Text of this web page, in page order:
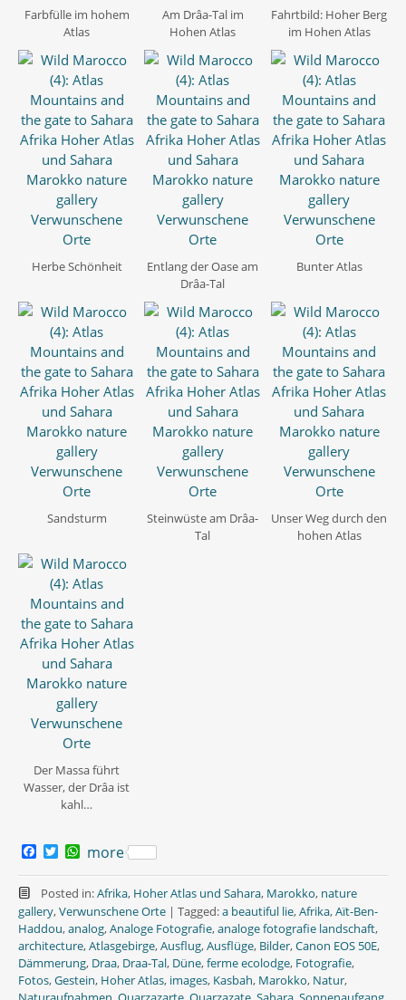
Farbfülle im hohem
Atlas
Am Drâa-Tal im
Hohen Atlas
Fahrtbild: Hoher Berg
im Hohen Atlas
Herbe Schönheit
Entlang der Oase am
Drâa-Tal
Bunter Atlas
Sandsturm
Steinwüste am Drâa-
Tal
Unser Weg durch den
hohen Atlas
Der Massa führt
Wasser, der Drâa ist
kahl…
c
e
b
o
o
k
T
i
t
t
e
r
W
a
t
s
A
p
p
more
Posted in:Afrika, Hoher Atlas und Sahara, Marokko, nature
gallery,Verwunschene Orte | Tagged:a beautiful lie,Afrika,Aït-Ben-
Haddou,analog,Analoge Fotografie,analoge fotografie landschaft,
architecture,Atlasgebirge,Ausflug,Ausflüge, Bilder,Canon EOS 50E,
Dämmerung, Draa, Draa-Tal, Düne,ferme ecolodge, Fotografie,
Fotos,Gestein, Hoher Atlas, images, Kasbah, Marokko, Natur,